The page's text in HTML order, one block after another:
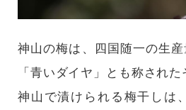
神山の梅は、四国随一の生
「青いダイヤ」とも称された
神山で漬けられる梅干しは